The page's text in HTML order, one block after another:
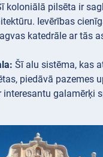
koloniālā pilsēta ir
Ievērības
katedrāle ar tās
Šī alu sistēma, kas
piedāvā pazemes
interesantu galamērķi